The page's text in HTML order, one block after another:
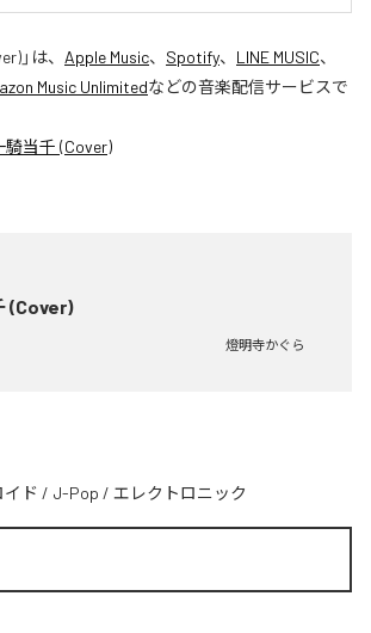
」は、 Apple Music、 Spotify、 LINE MUSIC、
Music Unlimitedなどの音楽配信サービスで
騎当千 (Cover)
(Cover)
燈明寺かぐら
ド / J-Pop / エレクトロニック